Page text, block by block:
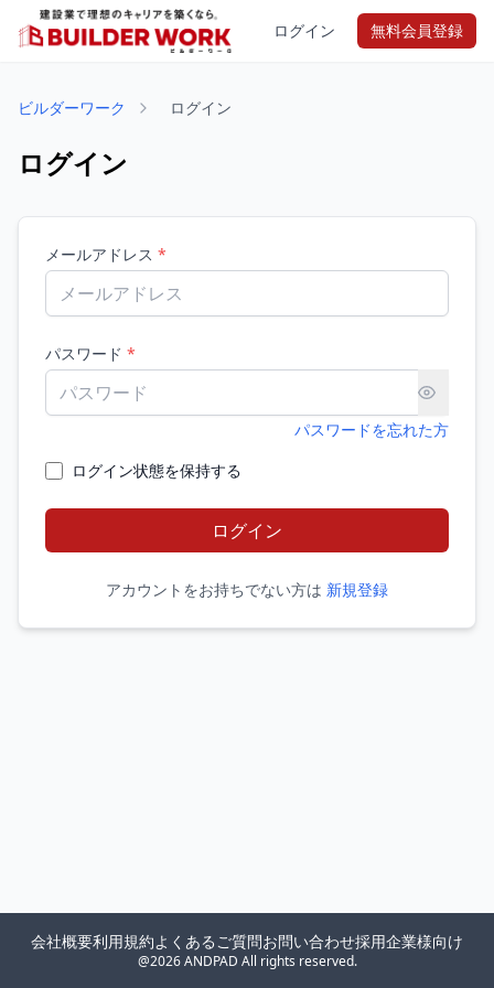
ログイン 無料会員登録
ビルダーワーク ログイン
ログイン
メールアドレス *
パスワード *
パスワードを忘れた方
ログイン状態を保持する
ログイン
アカウントをお持ちでない方は 新規登録
@2026 ANDPAD All rights reserved.
会社概要利用規約よくあるご質問お問い合わせ採用企業様向け